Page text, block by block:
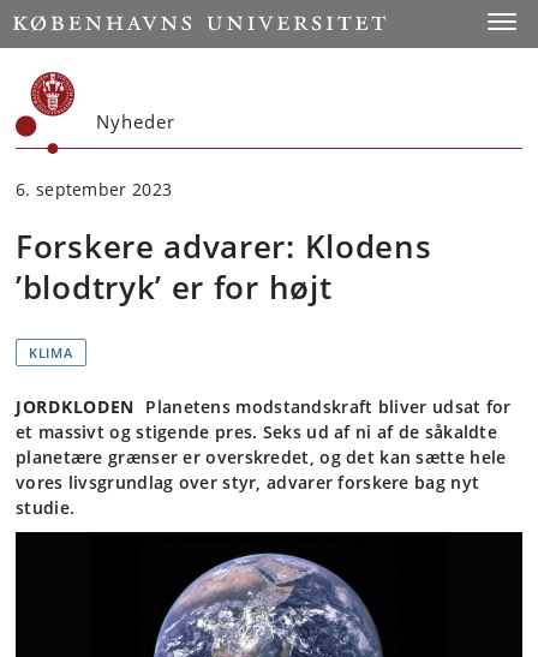
Start
Nyheder
6. september 2023
Forskere advarer: Klodens
’blodtryk’ er for højt
KLIMA
JORDKLODEN Planetens modstandskraft bliver udsat for
et massivt og stigende pres. Seks ud af ni af de såkaldte
planetære grænser er overskredet, og det kan sætte hele
vores livsgrundlag over styr, advarer forskere bag nyt
studie.